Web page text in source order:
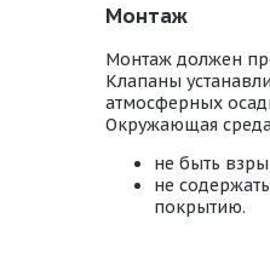
Монтаж
Монтаж должен
Клапаны
атмосферных
Окружающая
не быть
не
покрытию.